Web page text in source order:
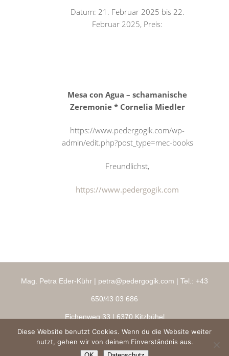
Datum: 21. Februar 2025 bis 22.
Februar 2025, Preis:
Mesa con Agua – schamanische
Zeremonie * Cornelia Miedler
https://www.pedergogik.com/wp-
admin/edit.php?post_type=mec-books
Freundlichst,
https://www.pedergogik.com
Mag. Petra Eder-Kühr | petra@pedergogik.com | Tel.: +43
650/43 03 686
Eichenweg 33 | 6370 Kitzbühel
Impressum|AGBs|Datenschutz|Ringana Shop
Copyright 2026 ® pedergogik.com
Diese Website benutzt Cookies. Wenn du die Website weiter
nutzt, gehen wir von deinem Einverständnis aus.